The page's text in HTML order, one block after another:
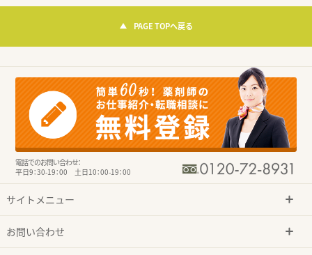
PAGE TOPへ戻る
電話でのお問い合わせ：
平日9：30-19：00 土日10：00-19：00
サイトメニュー
お問い合わせ